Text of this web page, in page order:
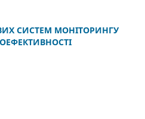
СИСТЕМ МОНІТОРИНГУ